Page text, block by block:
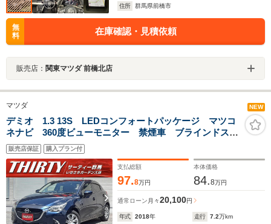
住所
群馬県前橋市
無
料
在庫確認・見積依頼
販売店： 関東マツダ 前橋北店
マツダ NEW
デミオ 1.3 13S LEDコンフォートパッケージ マツコ
ネナビ 360度ビューモニター 禁煙車 ブラインドスポ
ットモニター レーンキープ ソナー前/後 ドラレコ
フルセグTV Bluetooth ETC LEDオートライト
販売店保証 購入プラン付
支払総額
97.8万円
本体価格
84.8万円
通常ローン 月々20,100円
年式 2018年 走行 7.2万km